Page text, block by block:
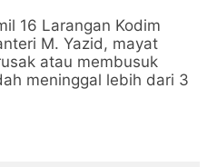
16 Larangan Kodim
M. Yazid, mayat
atau membusuk
meninggal lebih dari 3